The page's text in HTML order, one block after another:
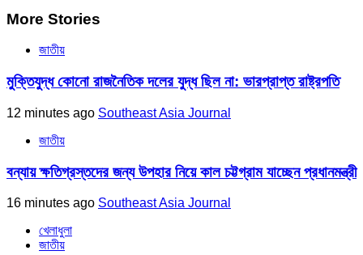
More Stories
জাতীয়
মুক্তিযুদ্ধ কোনো রাজনৈতিক দলের যুদ্ধ ছিল না: ভারপ্রাপ্ত রাষ্ট্রপতি
12 minutes ago Southeast Asia Journal
জাতীয়
বন্যায় ক্ষতিগ্রস্তদের জন্য উপহার নিয়ে কাল চট্টগ্রাম যাচ্ছেন প্রধানমন্ত্রী
16 minutes ago Southeast Asia Journal
খেলাধুলা
জাতীয়